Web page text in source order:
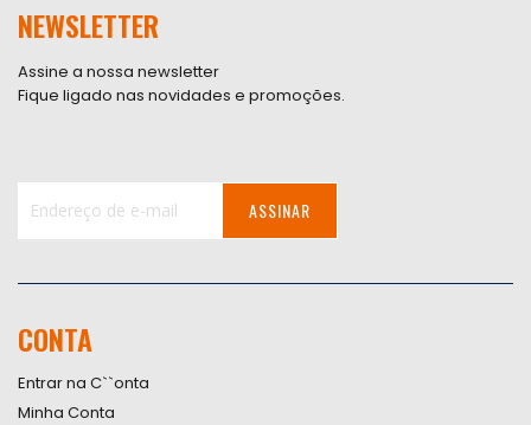
NEWSLETTER
Assine a nossa newsletter
Fique ligado nas novidades e promoções.
Newsletter:
ASSINAR
CONTA
Entrar na C``onta
Minha Conta